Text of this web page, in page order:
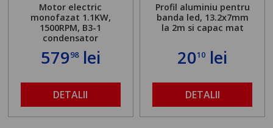
Motor electric
monofazat 1.1KW,
1500RPM, B3-1
condensator
57998lei
DETALII
Profil aluminiu pentru
banda led, 13.2x7mm
la 2m si capac mat
2010 lei
DETALII